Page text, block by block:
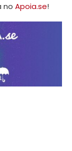
no Apoia.se!